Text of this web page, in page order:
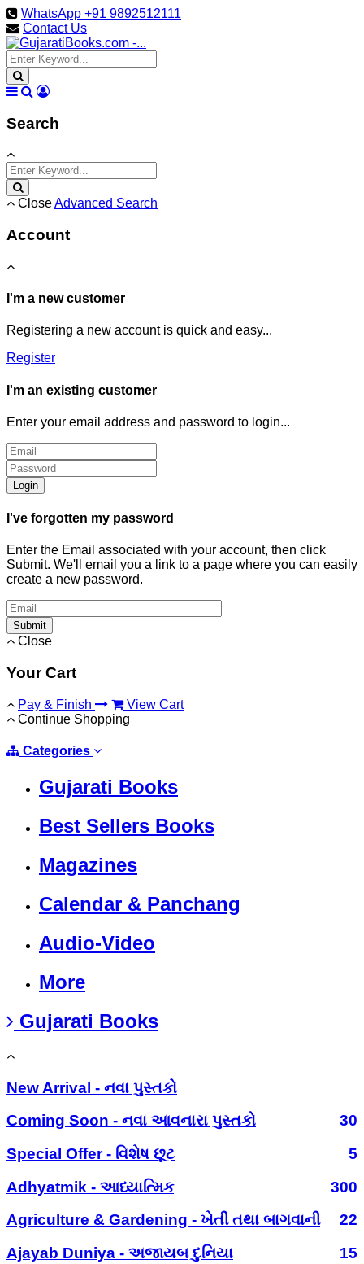
WhatsApp +91 9892512111
Contact Us
Search
CloseAdvanced Search
Account
I'm a new customer
Registering a new account is quick and easy...
Register
I'm an existing customer
Enter your email address and password to login...
Login
I've forgotten my password
Enter the Email associated with your account, then click
Submit. We'll email you a link to a page where you can easily
create a new password.
Submit
Close
Your Cart
Pay & Finish
View Cart
Continue Shopping
Categories
Gujarati Books
Best Sellers Books
Magazines
Calendar & Panchang
Audio-Video
More
Gujarati Books
New Arrival - નવા પુસ્તકો
Coming Soon - નવા આવનારા પુસ્તકો
30
Special Offer - વિશેષ છૂટ
5
Adhyatmik - આધ્યાત્મિક
300
Agriculture & Gardening - ખેતી તથા બાગવાની
22
Ajayab Duniya - અજાયબ દુનિયા
15